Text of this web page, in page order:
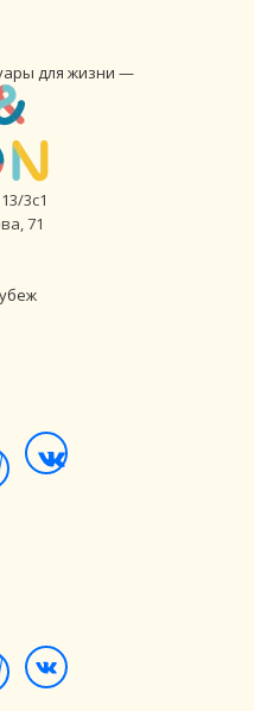
для жизни —
3с1
71